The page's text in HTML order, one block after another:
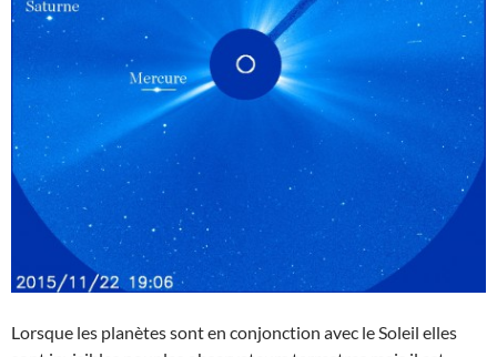
Lorsque les planètes sont en conjonction avec le Soleil elles